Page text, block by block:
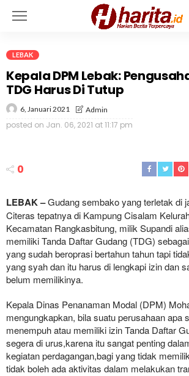
LEBAK
Kepala DPM Lebak:
TDG Harus Di Tutup
6, Januari 2021 Admin
posted on Jan. 06, 2021 at 11:17 pm
0
LEBAK –Gudang sembako yang terletak di
Citeras tepatnya di Kampung Cisalam
Kecamatan Rangkasbitung, milik Supandi
memiliki Tanda Daftar Gudang (TDG)
yang sudah beroprasi bertahun tahun tapi
yang syah dan itu harus di lengkapi izin dan
belum memilikinya.
Kepala Dinas Penanaman Modal (DPM)
mengungkapkan, bila suatu perusahaan apa
menempuh atau memiliki izin Tanda Daftar
segera di urus,karena itu sangat penting
kegiatan perdagangan,bagi yang tidak
tidak boleh ada aktivitas dalam melakukan